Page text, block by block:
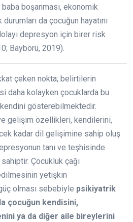
boşanması, ekonomik
durumları da çocuğun hayatını
depresyon için birer risk
Baybörü, 2019).
çeken nokta; belirtilerin
daha kolayken çocuklarda bu
gösterebilmektedir.
gelişim özellikleri, kendilerini,
kadar dil gelişimine sahip oluş
tanı ve teşhisinde
Çocukluk çağı
yetişkin
olması sebebiyle psikiyatrik
çocuğun kendisini,
ya da diğer aile bireylerini